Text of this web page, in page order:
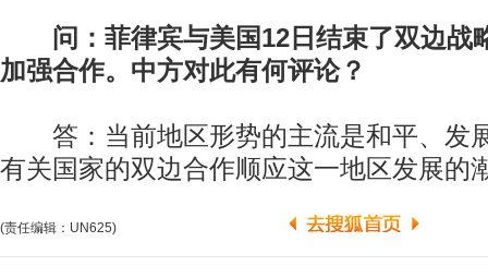
问：菲律宾与美国12日结束了双边战
加强合作。中方对此有何评论？
答：当前地区形势的主流是和平、发
有关国家的双边合作顺应这一地区发展的
(责任编辑：UN625)